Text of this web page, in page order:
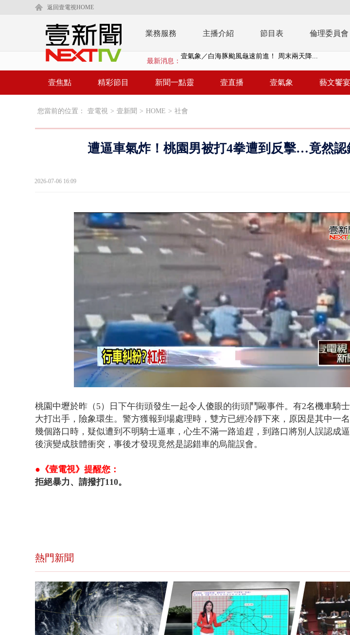
返回壹電視HOME
業務服務 主播介紹 節目表 倫理委員會
最新消息： 泰國傳嚴重校園槍擊！ 14歲槍手開火釀多師...
在野黨推「未來帳戶」三讀 行政院：編預算...
涉侵占7億！ 兆基前董被收押 寄居蟹負責人...
壹氣象／白海豚颱風龜速前進！ 周末兩天降...
壹焦點 精彩節目 新聞一點靈 壹直播 壹氣象 藝文饗宴
您當前的位置： 壹電視 > 壹新聞 > HOME > 社會
遭逼車氣炸！桃園男被打4拳遭到反擊…竟然認
2026-07-06 16:09
44.15%
桃園中壢於昨（5）日下午街頭發生一起令人傻眼的街頭鬥毆事件。有2名機車騎
大打出手，險象環生。警方獲報到場處理時，雙方已經冷靜下來，原因是其中一
幾個路口時，疑似遭到不明騎士逼車，心生不滿一路追趕，到路口將別人誤認成
後演變成肢體衝突，事後才發現竟然是認錯車的烏龍誤會。
●《壹電視》提醒您：
拒絕暴力、請撥打110。
熱門新聞